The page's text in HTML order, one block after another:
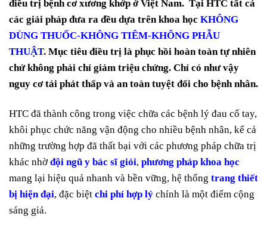
điều trị bệnh cơ xương khớp ở Việt Nam. Tại HTC tất cả
các giải pháp đưa ra đều dựa trên khoa học KHÔNG
DÙNG THUỐC-KHÔNG TIÊM-KHÔNG PHẪU
THUẬT. Mục tiêu điều trị là phục hồi hoàn toàn tự nhiên
chứ không phải chỉ giảm triệu chứng. Chỉ có như vậy
nguy cơ tái phát thấp và an toàn tuyệt đối cho bệnh nhân.
HTC đã thành công trong việc chữa các bệnh lý đau cổ tay,
khôi phục chức năng vận động cho nhiều bệnh nhân, kể cả
những trường hợp đã thất bại với các phương pháp chữa trị
khác nhờđội ngũ y bác sĩ giỏi, phương pháp khoa học
mang lại hiệu quả nhanh và bền vững, hệ thống trang thiết
bị hiện đại, đặc biệt chi phí hợp lý chính là một điểm cộng
sáng giá.